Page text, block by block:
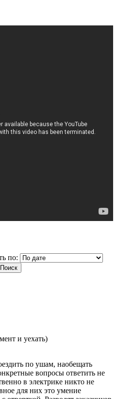
по:
и уехать)
по ушам, наобещать
вопросы ответить не
в электрике никто не
для них это умение